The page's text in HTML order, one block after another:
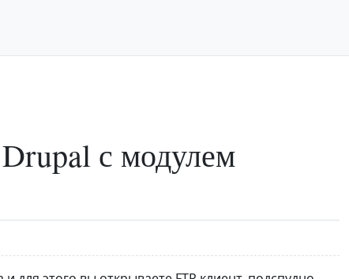
Drupal с модулем